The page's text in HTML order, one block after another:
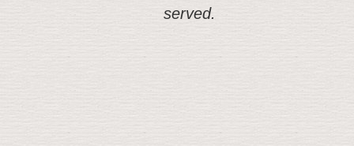
served.